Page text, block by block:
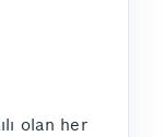
olan her